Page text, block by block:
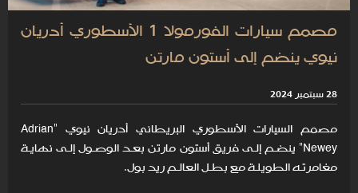
مصمم سيارات الفورمولا 1 الأسطوري أدريان
نيوي ينضم إلى أستون مارتن
28 سبتمبر 2024
مصمم السيارات الأسطوري البريطاني أدريان نيوي "Adrian
Newey" ينضـم إلـى فريق أستون مارتن بعـد الوصـول إلـى نهايـة
مغامرتـه الطويلـة مع بطـل العالـم ريد بول.